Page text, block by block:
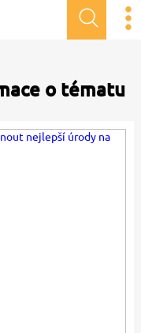
o tématu